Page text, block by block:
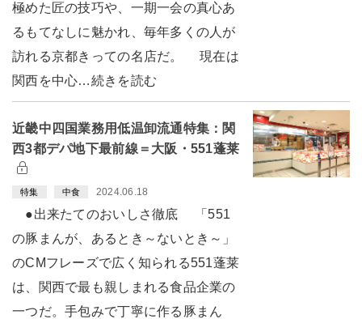
極めた匠の技巧や、一期一会の真心あ
るもてなしに魅かれ、毎年多くの人が
訪れる京都きっての名店だ。 現在は
関西を中心…続きを読む
近畿中四国業務用低温卸流通特集：関
西3都デパ地下最前線＝大阪・551蓬莱
特集 中食 2024.06.18
●出来たてのおいしさ徹底 「551
の豚まんが、あるとき～ないとき～」
のCMフレーズで広く知られる551蓬莱
は、関西で最も親しまれる食品企業の
一つだ。手包みで丁寧に作る豚まん